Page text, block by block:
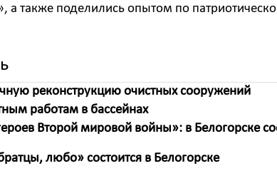
а также поделились опытом по
реконструкцию очистных сооружений
работам в бассейнах
Второй мировой войны»: в Белогорске
любо» состоится в Белогорске